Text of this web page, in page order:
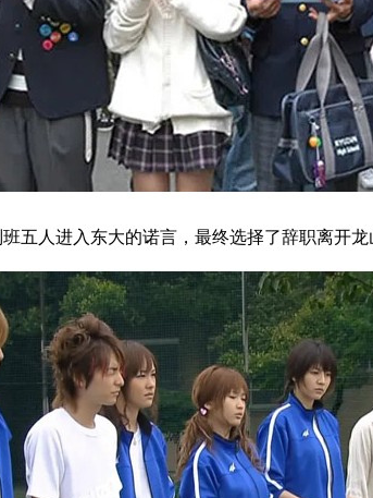
五人进入东大的诺言，最终选择了辞职离开龙